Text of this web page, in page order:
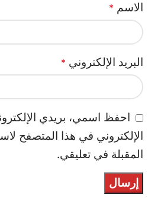
الاسم *
البريد الإلكتروني *
احفظ اسمي، بريدي
الإلكتروني في هذا المتصفح
المقبلة في تعليقي.